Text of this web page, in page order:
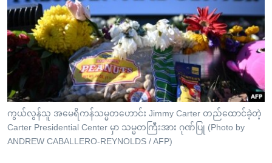
ပင်မ
အ
ညွန်း
စာမျက်နှာ
ကျော်
ကြည့်
ရန်
ရှာဖွေ
ရုပ်ရှင်ထဲက အင်္ဂလိပ်စာ
သုတပဒေသာ အင်္ဂလိပ်စာ
တီဗွီ
ရေဒီယို/တီဗွီအစီအစဉ်
Learning English
ဗွီအိုအေ လူမှုကွန်ယက်များ
ဘာသာစကားများ
ကွယ်လွန်သူ အမေရိကန်သမ္မတဟောင်း Jimmy Carter တည်ထောင်ခဲ့တဲ့
Carter Presidential Center မှာ သမ္မတကြီးအား ဂုဏ်ပြု (Photo by
ANDREW CABALLERO-REYNOLDS / AFP)